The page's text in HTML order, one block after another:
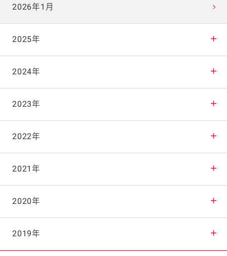
2026年1月
2025年
2025年12月
2025年11月
2025年10月
2025年9月
2025年8月
2025年7月
2024年
2024年12月
2024年11月
2024年10月
2024年9月
2024年8月
2023年
2023年12月
2023年11月
2023年10月
2023年9月
2022年
2022年12月
2022年11月
2022年10月
2021年
2021年12月
2021年11月
2020年
2020年12月
2019年